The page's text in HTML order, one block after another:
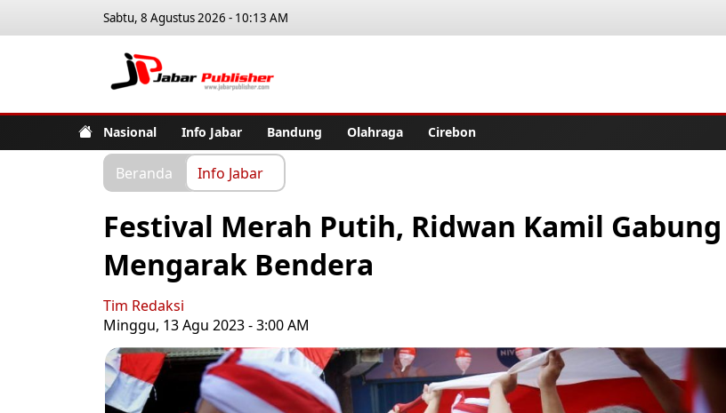
Sabtu, 8 Agustus 2026 - 10:13 AM
Nasional Info Jabar Bandung Olahraga Cirebon
Beranda Info Jabar
Festival Merah Putih, Ridwan Kamil Gabung
Mengarak Bendera
Tim Redaksi
Minggu, 13 Agu 2023 - 3:00 AM